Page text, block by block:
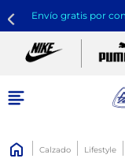
Envío gratis por
Calzado Lifestyle